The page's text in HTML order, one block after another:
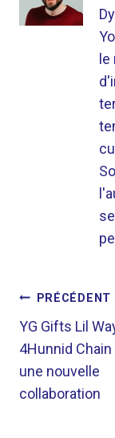
DE
PRÉCÉDENT
YG Gifts Lil
4Hunnid
une nouvelle
collaboration